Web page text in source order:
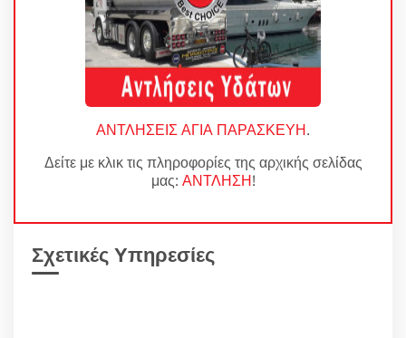
ΑΝΤΛΗΣΕΙΣ ΑΓΙΑ ΠΑΡΑΣΚΕΥΗ.
Δείτε με κλικ τις πληροφορίες της αρχικής σελίδας
μας: ΑΝΤΛΗΣΗ!
Σχετικές Υπηρεσίες